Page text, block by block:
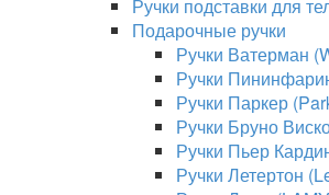
Ручки подставки для
Подарочные ручки
Ручки Ватерман
Ручки
Ручки Паркер
Ручки Бруно
Ручки Пьер
Ручки Летертон